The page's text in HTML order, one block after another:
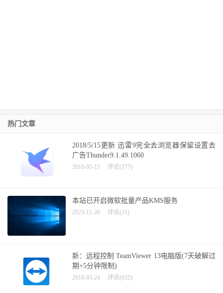
热门文章
2018/5/15更新 迅雷9完全去浏览器保留设置去
广告Thunder9.1.49.1060
2018-05-15 评论(377)
本站已开启微软批量产品KMS服务
2023-11-20 评论(21)
新：远程控制 TeamViewer 13电脑版(7天破解过
期+5分钟限制)
2018-03-24 评论(632)